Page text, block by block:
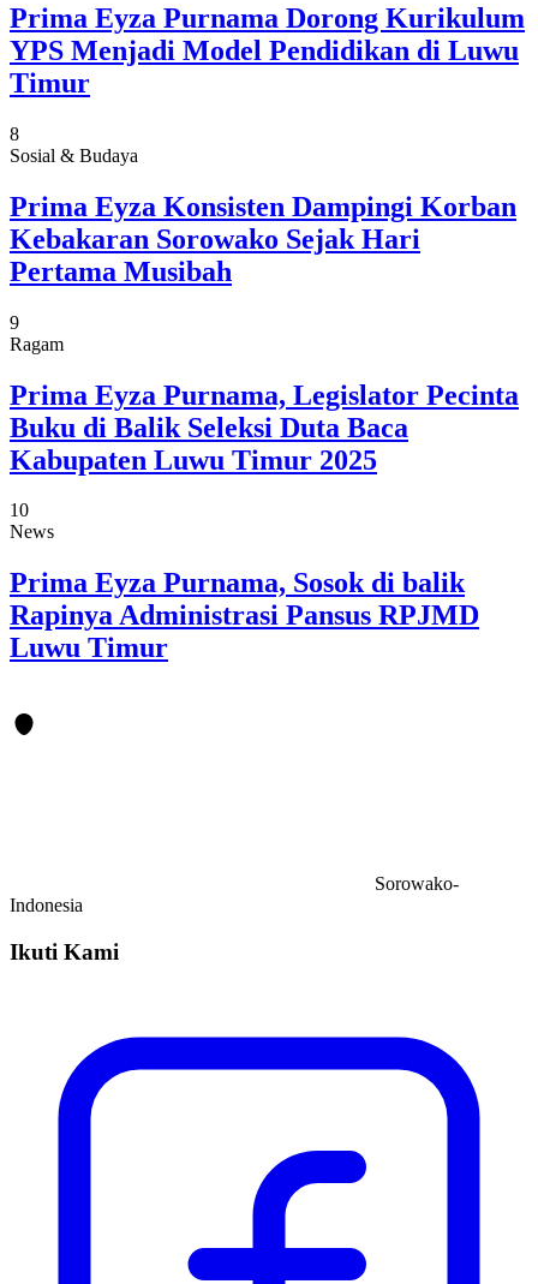
Prima Eyza Purnama Dorong Kurikulum
YPS Menjadi Model Pendidikan di Luwu
Timur
8
Sosial & Budaya
Prima Eyza Konsisten Dampingi Korban
Kebakaran Sorowako Sejak Hari
Pertama Musibah
9
Ragam
Prima Eyza Purnama, Legislator Pecinta
Buku di Balik Seleksi Duta Baca
Kabupaten Luwu Timur 2025
10
News
Prima Eyza Purnama, Sosok di balik
Rapinya Administrasi Pansus RPJMD
Luwu Timur
Sorowako-
Indonesia
Ikuti Kami